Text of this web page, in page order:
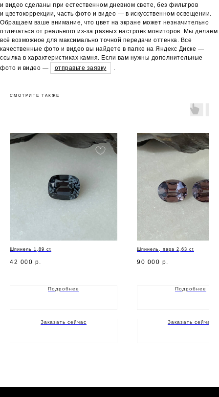
и видео сделаны при естественном дневном свете, без фильтров
и цветокоррекции, часть фото и видео — в искусственном освещении.
Обращаем ваше внимание, что цвет на экране может незначительно
отличаться от реального из-за разных настроек мониторов. Мы делаем
всё возможное для максимально точной передачи оттенка. Все
качественные фото и видео вы найдете в папке на Яндекс Диске —
ссылка в характеристиках камня. Если вам нужны дополнительные
фото и видео —
отправьте заявку
СМОТРИТЕ ТАКЖЕ
Шпинель 1,89 ct
42 000 р.
Подробнее
Заказать сейчас
Шпинель, пара 2,63 ct
90 000 р.
Подробнее
Заказать сейчас